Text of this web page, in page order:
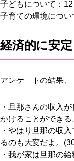
子どもについて：12
子育ての環境につ
経済的に安
アンケートの結果、
・旦那さんの収入
かけることができ
・やはり旦那の収
るのも大変だよ。
・我が家は旦那の